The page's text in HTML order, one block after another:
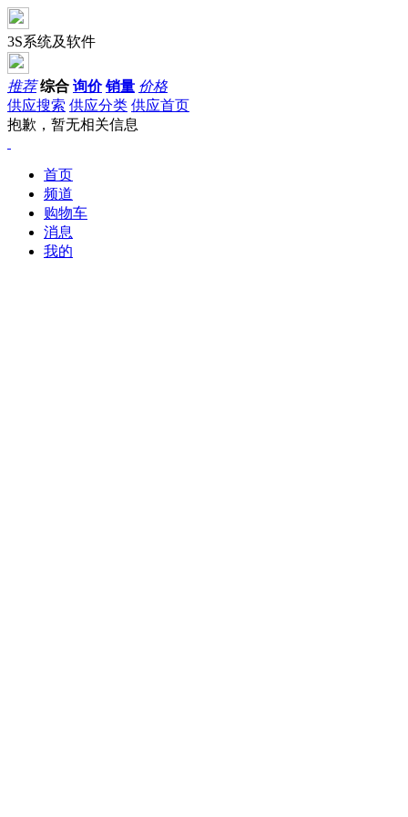
3S系统及软件
推荐 综合 询价 销量 价格
供应搜索 供应分类 供应首页
抱歉，暂无相关信息
首页
频道
购物车
消息
我的